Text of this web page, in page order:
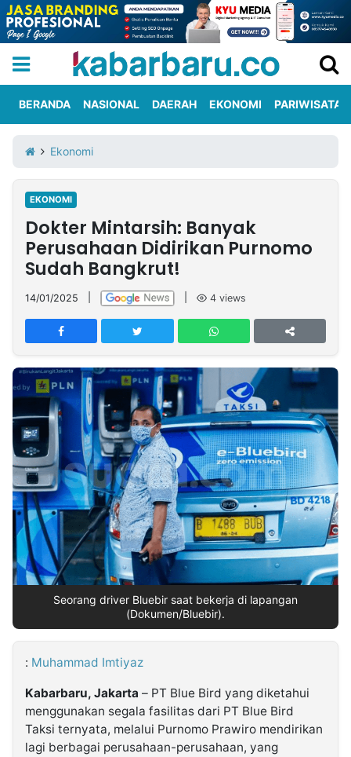
Iklan
Berita
Kami
Nasional
International
Olahraga
Entertainment
Daerah
Pariwisata
Kuliner
Kolom
Network
PT
TREETAN
INDONESIA
Partner
Insight
NTB
Suara
Time
Lens
IDN
Daily
Jogja
Jalan
Rakyat
Idealita
News
Kita
Notice
Dinamikapost.com
Radar
Baru
Seedbacklink
Follow
Kabarbaru
Kabarbaru.co
BERANDA NASIONAL DAERAH EKONOMI PARIWISATA
Ekonomi
EKONOMI
Dokter Mintarsih: Banyak
Perusahaan Didirikan Purnomo
Sudah Bangkrut!
14/01/2025 4 views
Seorang driver Bluebir saat bekerja di lapangan
(Dokumen/Bluebir).
: Muhammad Imtiyaz
Kabarbaru, Jakarta – PT Blue Bird yang diketahui
menggunakan segala fasilitas dari PT Blue Bird
Taksi ternyata, melalui Purnomo Prawiro mendirikan
lagi berbagai perusahaan-perusahaan, yang